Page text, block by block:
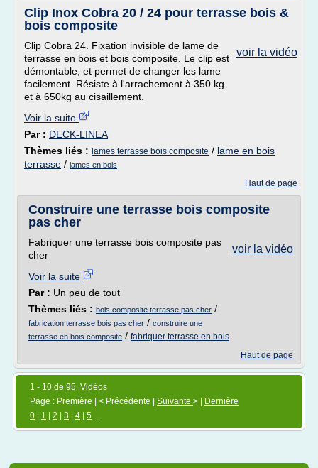
Clip Inox Cobra 20 / 24 pour terrasse bois &
bois composite
voir la vidéo
Clip Cobra 24. Fixation invisible de lame de
terrasse en bois et bois composite. Le clip est
démontable, et permet de changer les lame
facilement. Résiste à l'arrachement à 350 kg
et à 650kg au cisaillement.
Voir la suite
Par : DECK-LINEA
Thèmes liés : lames terrasse bois composite / lame en bois
terrasse / lames en bois
Haut de page
Construire une terrasse bois composite
pas cher
voir la vidéo
Fabriquer une terrasse bois composite pas
cher
Voir la suite
Par : Un peu de tout
Thèmes liés : bois composite terrasse pas cher /
fabrication terrasse bois pas cher / construire une
terrasse en bois composite / fabriquer terrasse en bois
Haut de page
1 - 10 de 95 Vidéos
Page : Première | < Précédente | Suivante > |
Dernière
0
1 2 3 4 5 ...